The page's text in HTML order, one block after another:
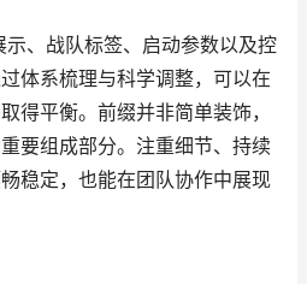
、战队标签、启动参数以及控
体系梳理与科学调整，可以在
得平衡。前缀并非简单装饰，
要组成部分。注重细节、持续
稳定，也能在团队协作中展现